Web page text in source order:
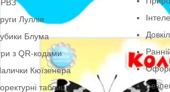
рухливі ігри
з лего: LEGO-технологія
Луллія
Блума